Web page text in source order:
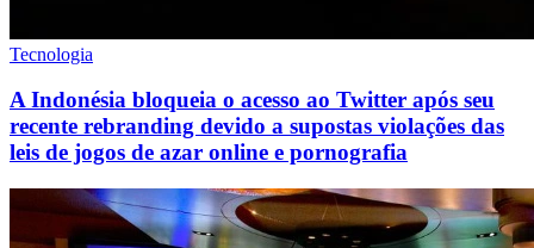
Tecnologia
A Indonésia bloqueia o acesso ao Twitter após seu
recente rebranding devido a supostas violações das
leis de jogos de azar online e pornografia